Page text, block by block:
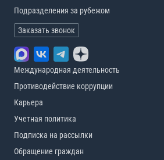
Подразделения за рубежом
Заказать звонок
Международная деятельность
Противодействие коррупции
Карьера
Учетная политика
Подписка на рассылки
Обращение граждан